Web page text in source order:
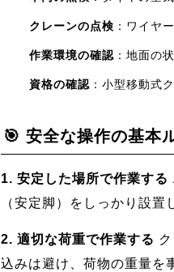
クレーンの点検 ：ワイヤ
作業環境の確認 ：地面の
資格の確認 ：小型移動式
🎯 安全な操作の基本
1. 安定した場所で作業する
（安定脚）をしっかり設置
2. 適切な荷重で作業する
込みは避け、荷物の重量を